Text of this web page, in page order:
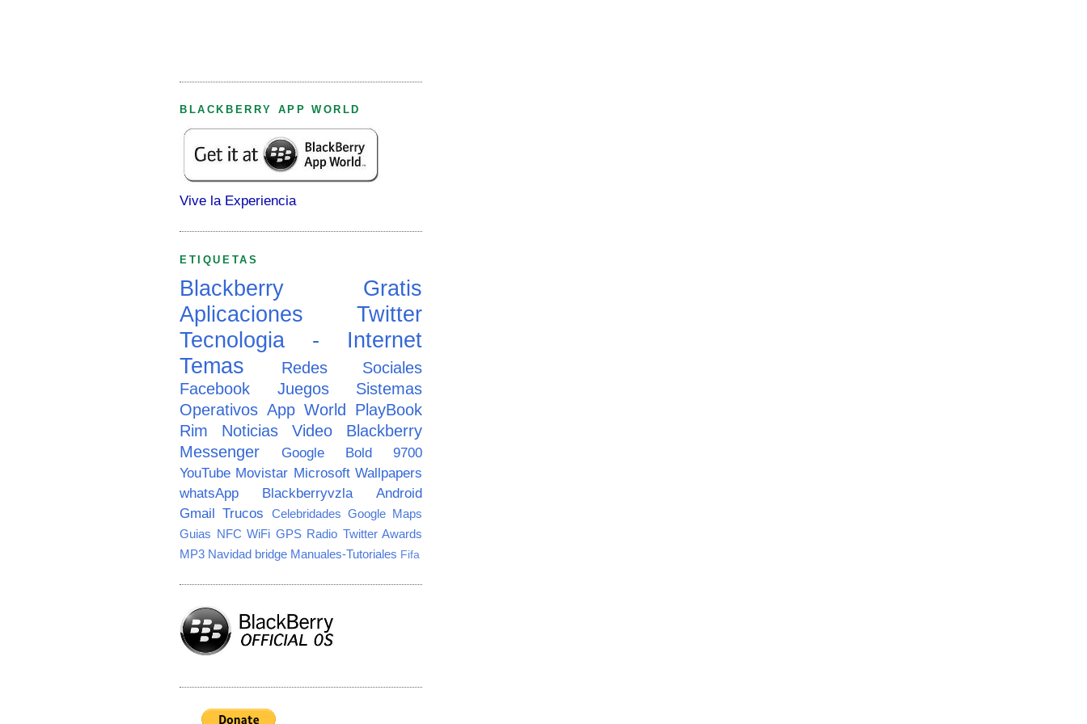
BLACKBERRY APP WORLD
Vive la Experiencia
ETIQUETAS
Blackberry
Gratis
Aplicaciones
Twitter
Tecnologia - Internet
Temas
Redes Sociales
Facebook
Juegos
Sistemas
Operativos App World PlayBook
Rim
Noticias Video
Blackberry
Messenger
Google
Bold 9700
YouTube Movistar Microsoft Wallpapers
whatsApp
Blackberryvzla
Android
Gmail Trucos Celebridades Google Maps
Guias NFC WiFi GPS Radio Twitter Awards
MP3 Navidad bridge Manuales-Tutoriales Fifa